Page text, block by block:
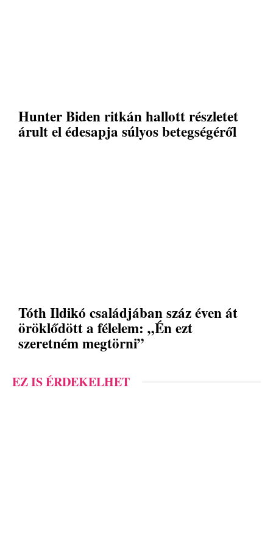
Hunter Biden ritkán hallott részletet
árult el édesapja súlyos betegségéről
Tóth Ildikó családjában száz éven át
öröklődött a félelem: „Én ezt
szeretném megtörni”
EZ IS ÉRDEKELHET